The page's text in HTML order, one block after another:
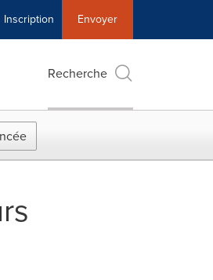
Inscription Envoyer
Recherche